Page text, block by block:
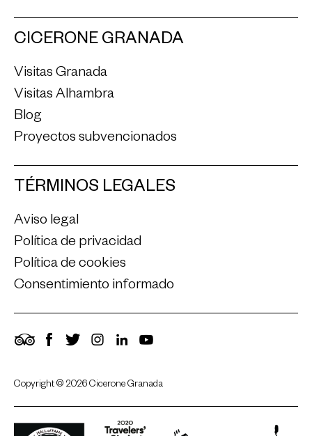
CICERONE GRANADA
Visitas Granada
Visitas Alhambra
Blog
Proyectos subvencionados
TÉRMINOS LEGALES
Aviso legal
Política de privacidad
Política de cookies
Consentimiento informado
TripAdvisor
Facebook
TwitterInstagram
LinkedIn
Copyright © 2026 Cicerone Granada